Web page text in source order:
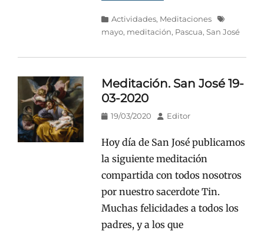
Categorías
Actividades, Meditaciones
Etiquetas
mayo, meditación, Pascua,San José
Meditación. San José 19-
03-2020
Publicado
19/03/2020 AutorEditor
Hoy día de San José publicamos
la siguiente meditación
compartida con todos nosotros
por nuestro sacerdote Tin.
Muchas felicidades a todos los
padres, y a los que